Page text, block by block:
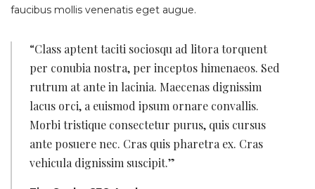
faucibus mollis venenatis eget augue.
“Class aptent taciti sociosqu ad litora torquent
per conubia nostra, per inceptos himenaeos. Sed
rutrum at ante in lacinia. Maecenas dignissim
lacus orci, a euismod ipsum ornare convallis.
Morbi tristique consectetur purus, quis cursus
ante posuere nec. Cras quis pharetra ex. Cras
vehicula dignissim suscipit.”